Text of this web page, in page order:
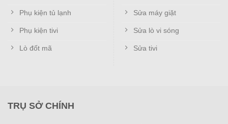
Phụ kiện tủ lạnh
Phụ kiện tivi
Lò đốt mã
Sửa máy giặt
Sửa lò vi sóng
Sửa tivi
TRỤ SỞ CHÍNH